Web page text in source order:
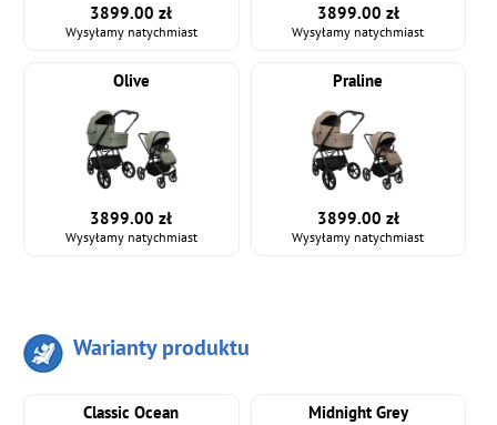
3899.00 zł
Wysyłamy natychmiast
3899.00 zł
Wysyłamy natychmiast
Olive
3899.00 zł
Wysyłamy natychmiast
Praline
3899.00 zł
Wysyłamy natychmiast
Warianty produktu
Classic Ocean Midnight Grey